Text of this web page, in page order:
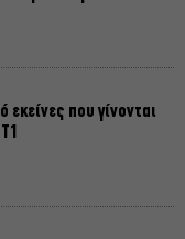
εκείνες που γίνονται